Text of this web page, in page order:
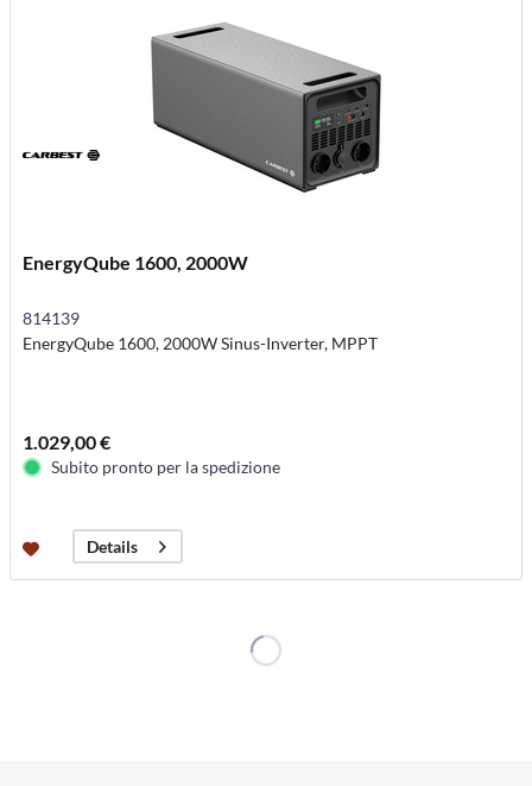
EnergyQube 1600, 2000W
814139
EnergyQube 1600, 2000W Sinus-Inverter, MPPT
1.029,00 €
Subito pronto per la spedizione
Details